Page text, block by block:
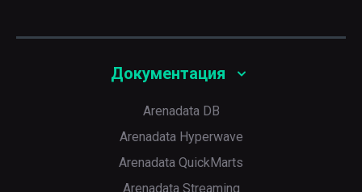
Документация
Arenadata DB
Arenadata Hyperwave
Arenadata QuickMarts
Arenadata Streaming